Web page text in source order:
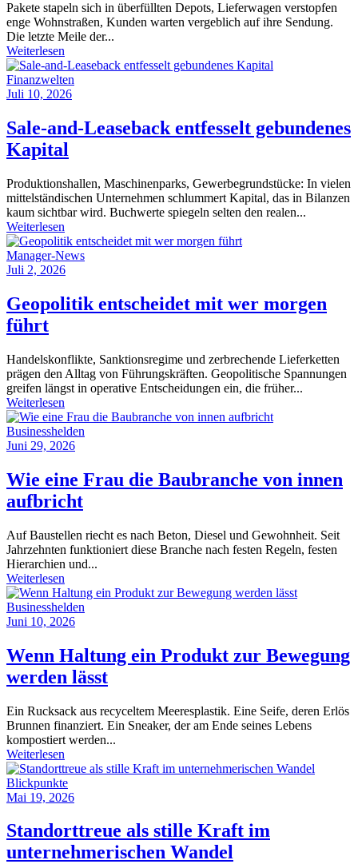
Pakete stapeln sich in überfüllten Depots, Lieferwagen verstopfen
enge Wohnstraßen, Kunden warten vergeblich auf ihre Sendung.
Die letzte Meile der...
Weiterlesen
Finanzwelten
Juli 10, 2026
Sale-and-Leaseback entfesselt gebundenes
Kapital
Produktionshallen, Maschinenparks, Gewerbegrundstücke: In vielen
mittelständischen Unternehmen schlummert Kapital, das in Bilanzen
kaum sichtbar wird. Buchwerte spiegeln selten den realen...
Weiterlesen
Manager-News
Juli 2, 2026
Geopolitik entscheidet mit wer morgen
führt
Handelskonflikte, Sanktionsregime und zerbrechende Lieferketten
prägen den Alltag von Führungskräften. Geopolitische Spannungen
greifen längst in operative Entscheidungen ein, die früher...
Weiterlesen
Businesshelden
Juni 29, 2026
Wie eine Frau die Baubranche von innen
aufbricht
Auf Baustellen riecht es nach Beton, Diesel und Gewohnheit. Seit
Jahrzehnten funktioniert diese Branche nach festen Regeln, festen
Hierarchien und...
Weiterlesen
Businesshelden
Juni 10, 2026
Wenn Haltung ein Produkt zur Bewegung
werden lässt
Ein Rucksack aus recyceltem Meeresplastik. Eine Seife, deren Erlös
Brunnen finanziert. Ein Sneaker, der am Ende seines Lebens
kompostiert werden...
Weiterlesen
Blickpunkte
Mai 19, 2026
Standorttreue als stille Kraft im
unternehmerischen Wandel